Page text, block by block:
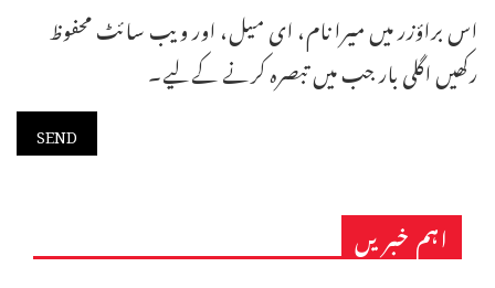
اس براؤزر میں میرا نام، ای میل، اور ویب سائٹ محفوظ
رکھیں اگلی بار جب میں تبصرہ کرنے کےلیے۔
اہم خبریں